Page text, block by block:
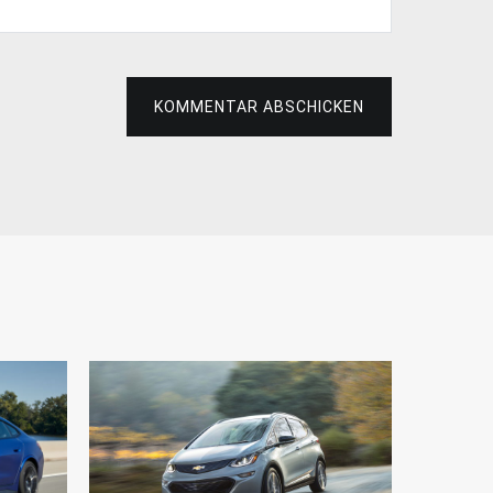
KOMMENTAR ABSCHICKEN